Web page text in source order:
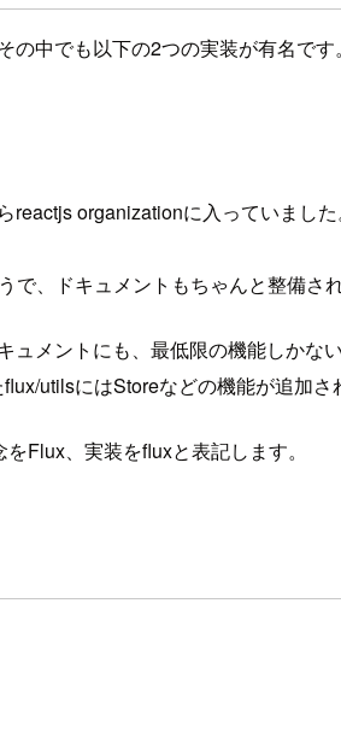
中でも以下の2つの実装が有名です。
organizationに入っていまし
、ドキュメントもちゃんと整備さ
メントにも、最低限の機能しかな
utilsにはStoreなどの機能が追加さ
Flux、実装をfluxと表記します。